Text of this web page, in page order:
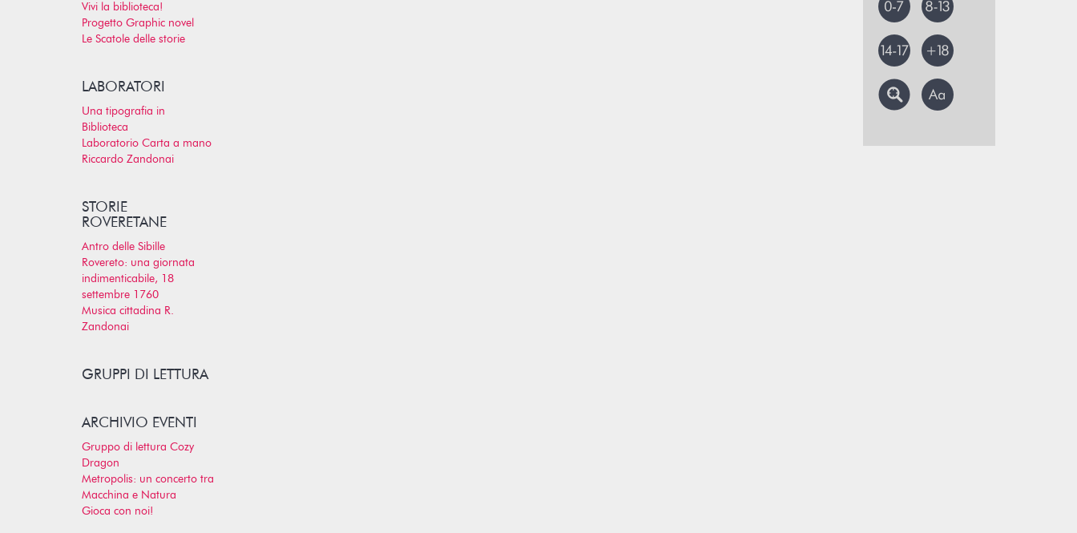
Vivi la biblioteca!
Progetto Graphic novel
Le Scatole delle storie
LABORATORI
Una tipografia in
Biblioteca
Laboratorio Carta a mano
Riccardo Zandonai
STORIE
ROVERETANE
Antro delle Sibille
Rovereto: una giornata
indimenticabile, 18
settembre 1760
Musica cittadina R.
Zandonai
GRUPPI DI LETTURA
ARCHIVIO EVENTI
Gruppo di lettura Cozy
Dragon
Metropolis: un concerto tra
Macchina e Natura
Gioca con noi!